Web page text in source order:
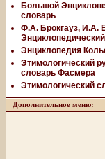
Большой
словарь
Ф.А. Брокгауз, И.А.
Энциклопедия
Этимологический
словарь Фасмера
Этимологический
Дополнительное меню: